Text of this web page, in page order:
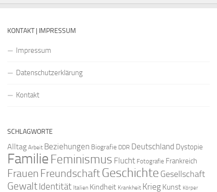
KONTAKT | IMPRESSUM
Impressum
Datenschutzerklärung
Kontakt
SCHLAGWORTE
Alltag Arbeit Beziehungen Biografie DDR Deutschland Dystopie
FamilieFeminismus Flucht Fotografie Frankreich
Frauen FreundschaftGeschichte Gesellschaft
GewaltIdentität Italien Kindheit Krankheit Krieg Kunst Körper